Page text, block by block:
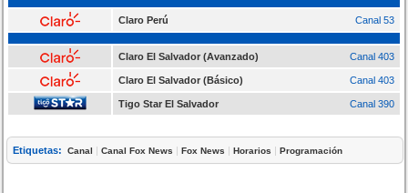
Claro Perú Canal 53
Claro El Salvador (Avanzado) Canal 403
Claro El Salvador (Básico) Canal 403
Tigo Star El Salvador Canal 390
Etiquetas: Canal |Canal Fox News |Fox News |Horarios |Programación